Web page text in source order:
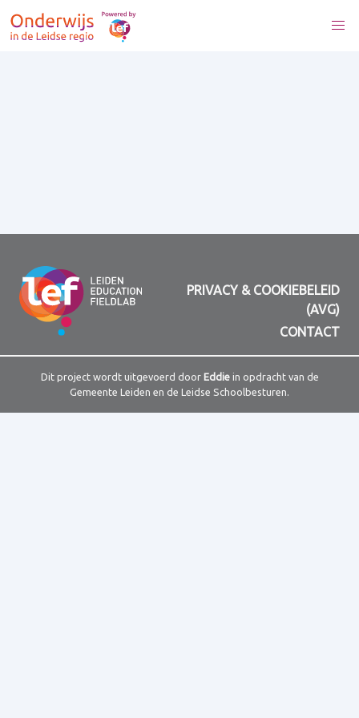
PRIVACY & COOKIEBELEID
(AVG)
CONTACT
Dit project wordt uitgevoerd door Eddiein opdracht van de
Gemeente Leiden en de Leidse Schoolbesturen.